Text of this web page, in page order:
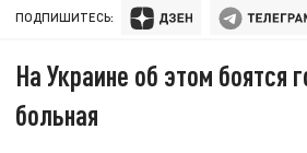
ПОДПИШИТЕСЬ:
На Украине об этом боятся
больная